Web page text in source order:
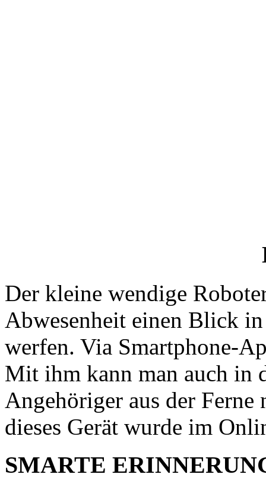
Der kleine wendige
Abwesenheit einen Blick
werfen. Via Smartphone-
Mit ihm kann man auch in
Angehöriger aus der Ferne
dieses Gerät wurde im
SMARTE